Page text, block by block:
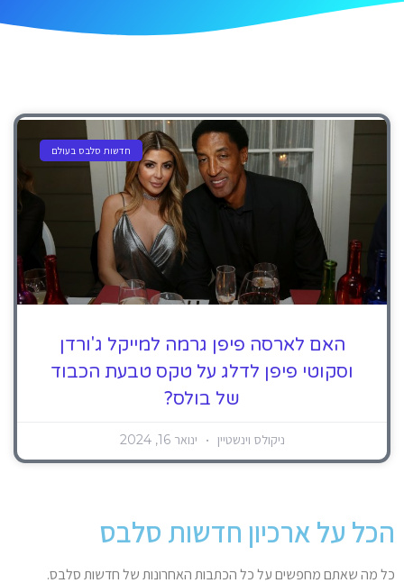
חדשות סלבס בעולם
האם לארסה פיפן גרמה למייקל ג'ורדן
וסקוטי פיפן לדלג על טקס טבעת הכבוד
של בולס?
ניקולס וינשטיין ינואר 16, 2024
הכל על ארכיון חדשות סלבס
כל מה שאתם מחפשים על כל הכתבות האחרונות של חדשות סלבס.